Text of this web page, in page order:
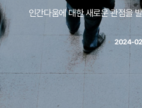
인간다움에 대한 새로운 관점을
2024-